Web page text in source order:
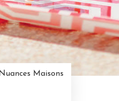
Maisons